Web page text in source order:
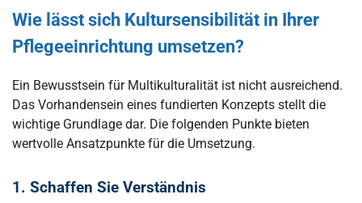
Wie lässt sich Kultursensibilität in Ihrer
Pflegeeinrichtung umsetzen?
Ein Bewusstsein für Multikulturalität ist nicht ausreichend.
Das Vorhandensein eines fundierten Konzepts stellt die
wichtige Grundlage dar. Die folgenden Punkte bieten
wertvolle Ansatzpunkte für die Umsetzung.
1. Schaffen Sie Verständnis